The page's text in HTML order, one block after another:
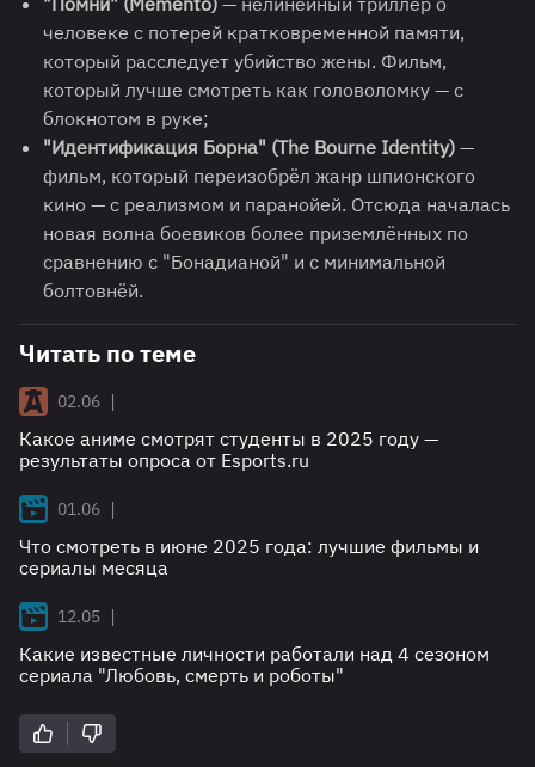
человеке с потерей кратковременной памяти,
который расследует убийство жены. Фильм,
который лучше смотреть как головоломку — с
блокнотом в руке;
"Идентификация Борна" (The Bourne Identity) —
фильм, который переизобрёл жанр шпионского
кино — с реализмом и паранойей. Отсюда началась
новая волна боевиков более приземлённых по
сравнению с "Бонадианой" и с минимальной
болтовнёй.
Читать по теме
02.06 |
Какое аниме смотрят студенты в 2025 году —
результаты опроса от Esports.ru
01.06 |
Что смотреть в июне 2025 года: лучшие фильмы и
сериалы месяца
12.05 |
‎Какие известные личности работали над 4 сезоном
сериала "Любовь, смерть и роботы"‎